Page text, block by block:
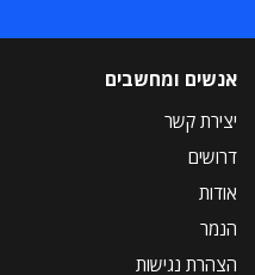
אנשים ומחשבים
יצירת קשר
דרושים
אודות
הנמר
הצהרת נגישות